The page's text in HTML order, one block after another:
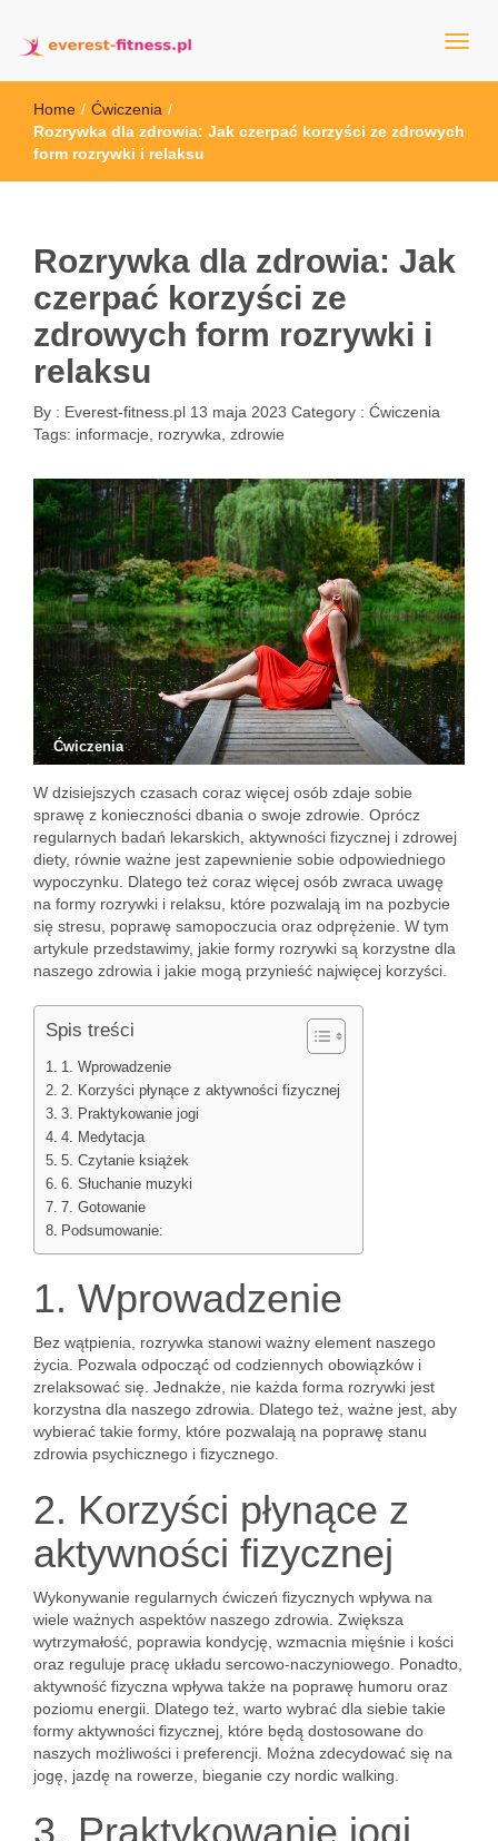
everest-fitness.pl
Home / Ćwiczenia /
Rozrywka dla zdrowia: Jak czerpać korzyści ze zdrowych
form rozrywki i relaksu
Rozrywka dla zdrowia: Jak
czerpać korzyści ze
zdrowych form rozrywki i
relaksu
By : Everest-fitness.pl 13 maja 2023 Category : Ćwiczenia
Tags: informacje rozrywka zdrowie
Ćwiczenia
W dzisiejszych czasach coraz więcej osób zdaje sobie
sprawę z konieczności dbania o swoje zdrowie. Oprócz
regularnych badań lekarskich, aktywności fizycznej i zdrowej
diety, równie ważne jest zapewnienie sobie odpowiedniego
wypoczynku. Dlatego też coraz więcej osób zwraca uwagę
na formy rozrywki i relaksu, które pozwalają im na pozbycie
się stresu, poprawę samopoczucia oraz odprężenie. W tym
artykule przedstawimy, jakie formy rozrywki są korzystne dla
naszego zdrowia i jakie mogą przynieść najwięcej korzyści.
Spis treści
1. Wprowadzenie
2. Korzyści płynące z aktywności fizycznej
3. Praktykowanie jogi
4. Medytacja
5. Czytanie książek
6. Słuchanie muzyki
7. Gotowanie
Podsumowanie:
1. Wprowadzenie
Bez wątpienia, rozrywka stanowi ważny element naszego
życia. Pozwala odpocząć od codziennych obowiązków i
zrelaksować się. Jednakże, nie każda forma rozrywki jest
korzystna dla naszego zdrowia. Dlatego też, ważne jest, aby
wybierać takie formy, które pozwalają na poprawę stanu
zdrowia psychicznego i fizycznego.
2. Korzyści płynące z
aktywności fizycznej
Wykonywanie regularnych ćwiczeń fizycznych wpływa na
wiele ważnych aspektów naszego zdrowia. Zwiększa
wytrzymałość, poprawia kondycję, wzmacnia mięśnie i kości
oraz reguluje pracę układu sercowo-naczyniowego. Ponadto,
aktywność fizyczna wpływa także na poprawę humoru oraz
poziomu energii. Dlatego też, warto wybrać dla siebie takie
formy aktywności fizycznej, które będą dostosowane do
naszych możliwości i preferencji. Można zdecydować się na
jogę, jazdę na rowerze, bieganie czy nordic walking.
3. Praktykowanie jogi